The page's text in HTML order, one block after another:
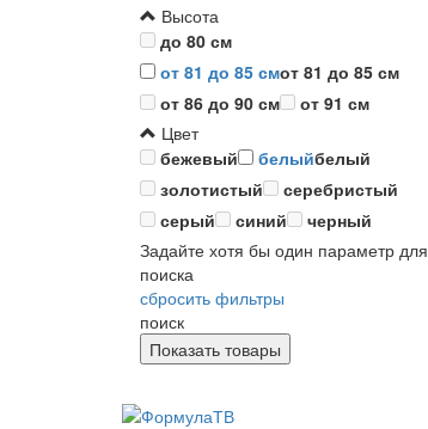
Высота
до 80 см
от 81 до 85 смот 81 до 85 см
от 86 до 90 см
от 91 см
Цвет
бежевый
белыйбелый
золотистый
серебристый
серый
синий
черный
Задайте хотя бы один параметр для
поиска
сбросить фильтры
поиск